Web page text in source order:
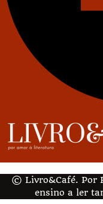
© Livro&Café. Por
ensino a ler